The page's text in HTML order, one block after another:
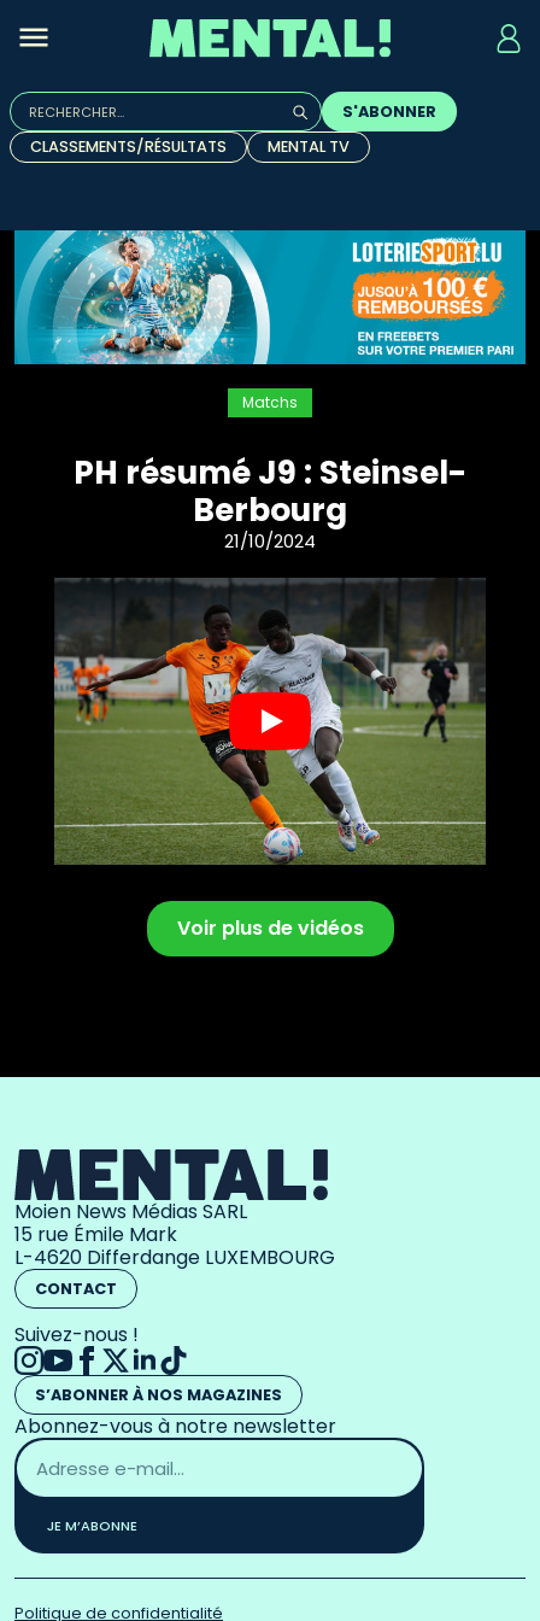
Rechercher :
Quand les résultats de l'auto-complétion sont
S'ABONNER
CLASSEMENTS/RÉSULTATS
MENTAL TV
Matchs
PH résumé J9 : Steinsel-
Berbourg
21/10/2024
Play
Voir plus de vidéos
Moien News Médias SARL
15 rue Émile Mark
L-4620 Differdange LUXEMBOURG
CONTACT
Suivez-nous !
S’ABONNER À NOS MAGAZINES
Abonnez-vous à notre newsletter
Adresse
email
*
JE M’ABONNE
Politique de confidentialité